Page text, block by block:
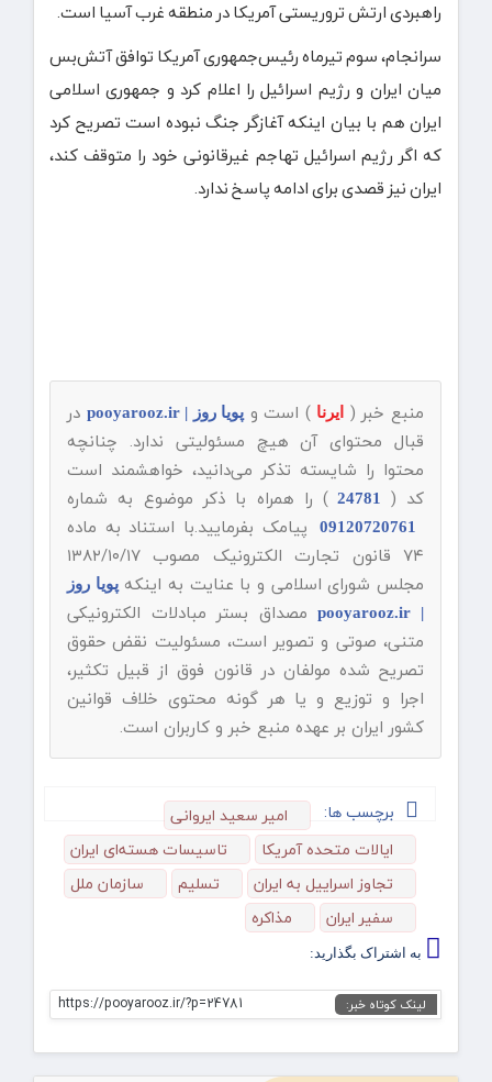
راهبردی ارتش تروریستی آمریکا در منطقه غرب آسیا است.
سرانجام، سوم تیرماه رئیس‌جمهوری آمریکا توافق آتش‌بس
میان ایران و رژیم اسرائیل را اعلام کرد و جمهوری اسلامی
ایران هم با بیان اینکه آغازگر جنگ نبوده است تصریح کرد
که اگر رژیم اسرائیل تهاجم غیرقانونی خود را متوقف کند،
ایران نیز قصدی برای ادامه پاسخ ندارد.
منبع خبر ( ایرنا ) است وپویا روز | pooyarooz.ir
در
قبال محتوای آن هیچ مسئولیتی ندارد. چنانچه
محتوا را شایسته تذکر می‌دانید، خواهشمند است
کد (
) را همراه با ذکر موضوع به شماره
پیامک بفرمایید.با استناد به ماده
۷۴ قانون تجارت الکترونیک مصوب ۱۳۸۲/۱۰/۱۷
مجلس شورای اسلامی و با عنایت به اینکهپویا روز
| pooyarooz.ir
مصداق بستر مبادلات الکترونیکی
متنی، صوتی و تصویر است، مسئولیت نقض حقوق
تصریح شده مولفان در قانون فوق از قبیل تکثیر،
اجرا و توزیع و یا هر گونه محتوی خلاف قوانین
کشور ایران بر عهده منبع خبر و کاربران است.
برچسب ها:
امیر سعید ایروانی
ایالات متحده آمریکا
تاسیسات هسته‌ای ایران
تجاوز اسراییل به ایران
تسلیم
سازمان ملل
سفیر ایران
مذاکره
به اشتراک بگذارید:
لینک کوتاه خبر: https://pooyarooz.ir/?p=24781